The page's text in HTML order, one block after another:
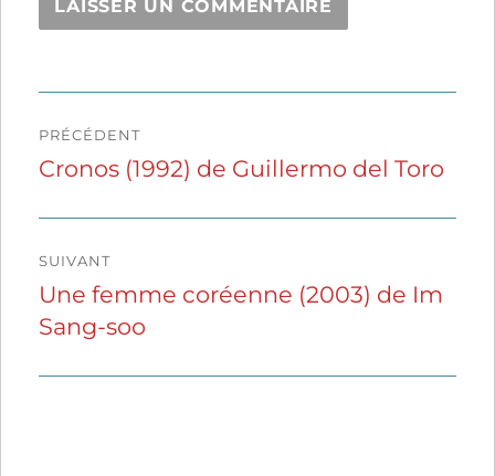
de
PRÉCÉDENT
Publication
Cronos (1992) de Guillermo del Toro
SUIVANT
Publication
suivante :
Une femme coréenne (2003) de Im
Sang-soo